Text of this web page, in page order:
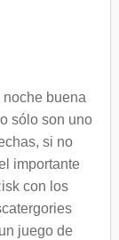
noche buena
sólo son uno
si no
importante
con los
juego de